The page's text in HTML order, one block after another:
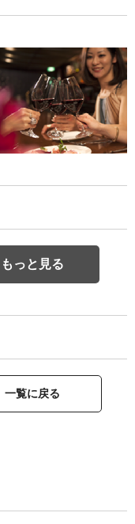
もっと見る
一覧に戻る